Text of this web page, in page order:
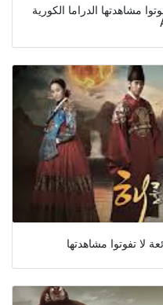
مشاهدتها الدراما الكورية
لا تفوتوا مشاهدتها